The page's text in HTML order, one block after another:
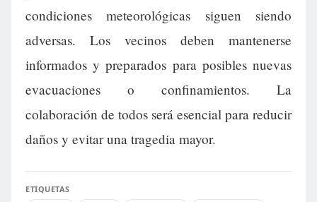
condiciones meteorológicas siguen siendo
adversas. Los vecinos deben mantenerse
informados y preparados para posibles nuevas
evacuaciones o confinamientos. La
colaboración de todos será esencial para reducir
daños y evitar una tragedia mayor.
ETIQUETAS